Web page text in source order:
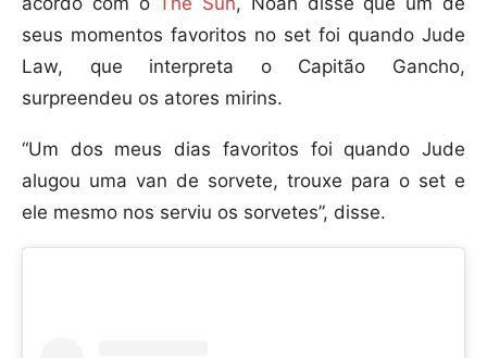
seus momentos favoritos no set foi quando Jude
Law, que interpreta o Capitão Gancho,
surpreendeu os atores mirins.
“Um dos meus dias favoritos foi quando Jude
alugou uma van de sorvete, trouxe para o set e
ele mesmo nos serviu os sorvetes”, disse.